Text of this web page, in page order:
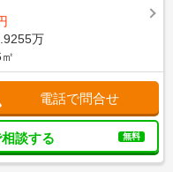
万
電話で問合せ
談する 無料